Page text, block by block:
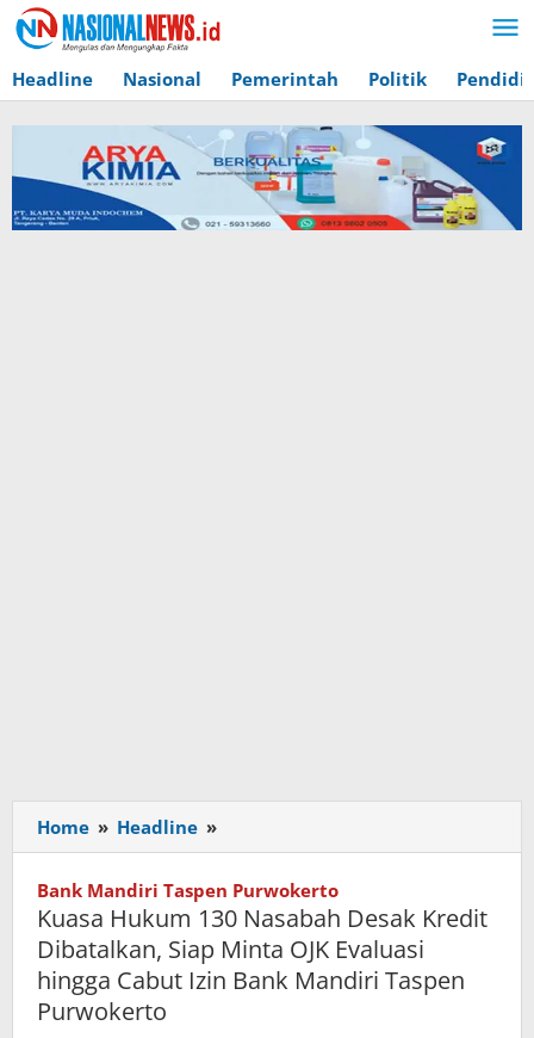
Lewati
ke
konten
Headline Nasional Pemerintah Politik
Home » Headline »
Hukum
130
Nasabah
Desak
Kredit
Dibatalkan,
Bank Mandiri Taspen Purwokerto
Kuasa Hukum 130 Nasabah Desak Kredit
Dibatalkan, Siap Minta OJK Evaluasi
hingga Cabut Izin Bank Mandiri Taspen
Purwokerto